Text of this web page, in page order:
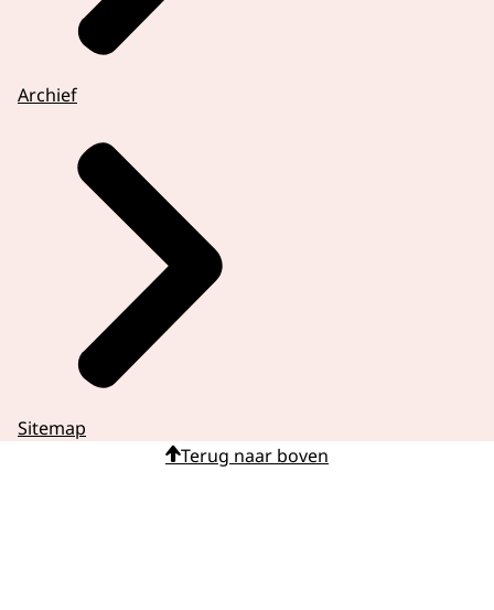
Archief
Sitemap
Terug naar boven